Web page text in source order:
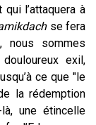
l’attaquera à
se fera
nous sommes
exil,
ce que "le
la rédemption
une étincelle